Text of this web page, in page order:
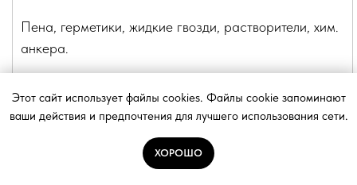
Пена, герметики, жидкие гвозди, растворители, хим.
анкера.
От 200 рублей за шт. р.
ГАЛЕРЕЯ
Этот сайт использует файлы cookies. Файлы cookie запоминают
ваши действия и предпочтения для лучшего использования сети.
ХОРОШО